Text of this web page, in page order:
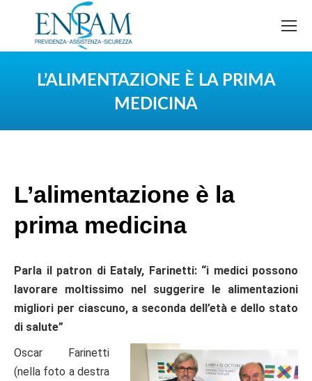
L’ALIMENTAZIONE È LA PRIMA
MEDICINA
L’alimentazione è la
prima medicina
Parla il patron di Eataly, Farinetti: “i medici possono
lavorare moltissimo nel suggerire le alimentazioni
migliori per ciascuno, a seconda dell’età e dello stato
di salute”
Oscar Farinetti
(nella foto a destra